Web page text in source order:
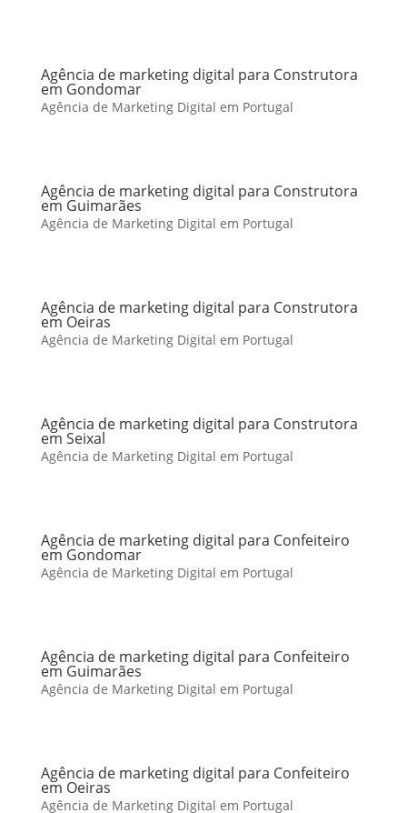
Agência de marketing digital para Construtora
em Gondomar
Agência de Marketing Digital em Portugal
Agência de marketing digital para Construtora
em Guimarães
Agência de Marketing Digital em Portugal
Agência de marketing digital para Construtora
em Oeiras
Agência de Marketing Digital em Portugal
Agência de marketing digital para Construtora
em Seixal
Agência de Marketing Digital em Portugal
Agência de marketing digital para Confeiteiro
em Gondomar
Agência de Marketing Digital em Portugal
Agência de marketing digital para Confeiteiro
em Guimarães
Agência de Marketing Digital em Portugal
Agência de marketing digital para Confeiteiro
em Oeiras
Agência de Marketing Digital em Portugal